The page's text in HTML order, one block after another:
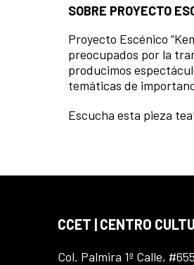
SOBRE PROYECTO
Proyecto Escénico
preocupados por la
producimos
temáticas de
Escucha esta pieza
CCET | CENTRO
Col. Palmira 1ª Calle,